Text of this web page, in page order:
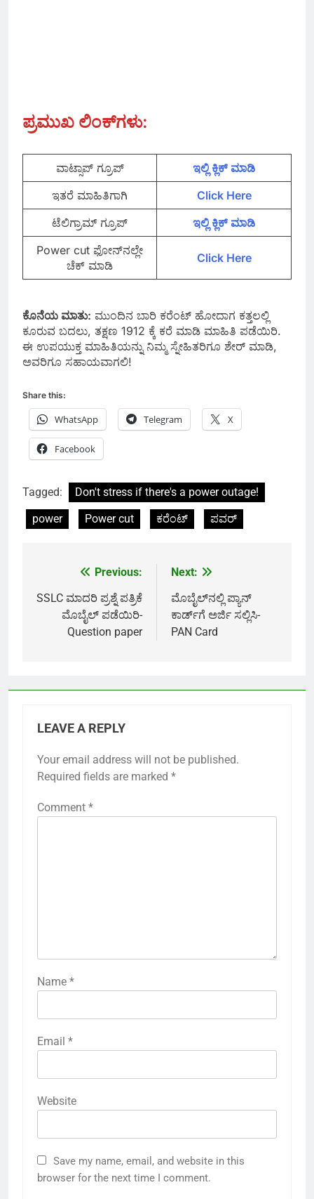
ಪ್ರಮುಖ ಲಿಂಕ್‌ಗಳು:
ವಾಟ್ಸಾಪ್‌ ಗ್ರೂಪ್
ಇಲ್ಲಿ ಕ್ಲಿಕ್‌ ಮಾಡಿ
ಇತರೆ ಮಾಹಿತಿಗಾಗಿ
Click Here
ಟೆಲಿಗ್ರಾಮ್ ಗ್ರೂಪ್
ಇಲ್ಲಿ ಕ್ಲಿಕ್‌ ಮಾಡಿ
Power cut ಫೋನ್‌ನಲ್ಲೇ
ಚೆಕ್ ಮಾಡಿ
Click Here
ಕೊನೆಯ ಮಾತು: ಮುಂದಿನ ಬಾರಿ ಕರೆಂಟ್ ಹೋದಾಗ ಕತ್ತಲಲ್ಲಿ
ಕೂರುವ ಬದಲು, ತಕ್ಷಣ 1912 ಕ್ಕೆ ಕರೆ ಮಾಡಿ ಮಾಹಿತಿ ಪಡೆಯಿರಿ.
ಈ ಉಪಯುಕ್ತ ಮಾಹಿತಿಯನ್ನು ನಿಮ್ಮ ಸ್ನೇಹಿತರಿಗೂ ಶೇರ್ ಮಾಡಿ,
ಅವರಿಗೂ ಸಹಾಯವಾಗಲಿ!
Share this:
WhatsApp Telegram X
Facebook
Tagged:
Don't stress if there's a power outage!
power
Power cut ಕರೆಂಟ್ ಪವರ್
navigation
Previous:
SSLC ಮಾದರಿ ಪ್ರಶ್ನೆ ಪತ್ರಿಕೆ
ಮೊಬೈಲ್ ಪಡೆಯಿರಿ-
Question paper
Next:
ಮೊಬೈಲ್‌ನಲ್ಲಿ ಪ್ಯಾನ್
ಕಾರ್ಡ್‌ಗೆ ಅರ್ಜಿ ಸಲ್ಲಿಸಿ-
PAN Card
LEAVE A REPLY
Your email address will not be published.
Required fields are marked *
Comment *
Name *
Email *
Website
Save my name, email, and website in this
browser for the next time I comment.